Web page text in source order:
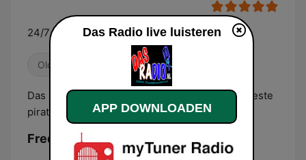
24/7 Keihard de beste piraten hits
Oldies
Das Radio 100% hit garantie. 24/7 keihard de beste
piraten muziek.
Frequenties Das Radio:
Das Radio live luisteren
APP DOWNLOADEN